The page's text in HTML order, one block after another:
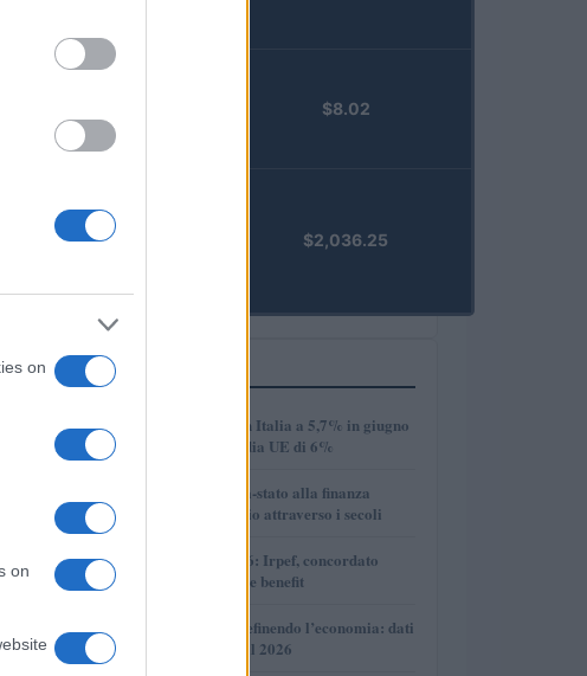
on
on
$8.02
PRIME)
$2,036.25
PIÙ LETTI
1
Disoccupazione in Italia a 5,7% in giugno
2026, sotto la media UE di 6%
2
Dalle antiche città-stato alla finanza
globale: un viaggio attraverso i secoli
3
Novità fiscali 2026: Irpef, concordato
preventivo e fringe benefit
4
Come l’IA sta ridefinendo l’economia: dati
e prospettive per il 2026